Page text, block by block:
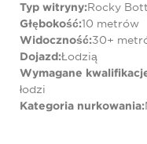
Typ witryny:Rocky
Głębokość:10 metrów
Widoczność:30+
Dojazd:Łodzią
Wymagane
łodzi
Kategoria nurkowania: